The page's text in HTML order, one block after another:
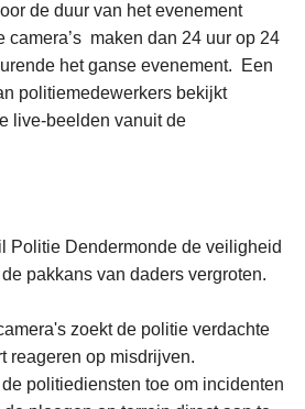
de duur van het evenement
camera’s maken dan 24 uur op 24
het ganse evenement. Een
politiemedewerkers bekijkt
live-beelden vanuit de
Politie Dendermonde de veiligheid
pakkans van daders vergroten.
zoekt de politie verdachte
reageren op misdrijven.
politiediensten toe om incidenten